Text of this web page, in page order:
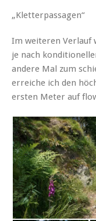
„Kletterpassagen“
Im weiteren Verlauf
je nach
andere Mal zum
erreiche ich den
ersten Meter auf